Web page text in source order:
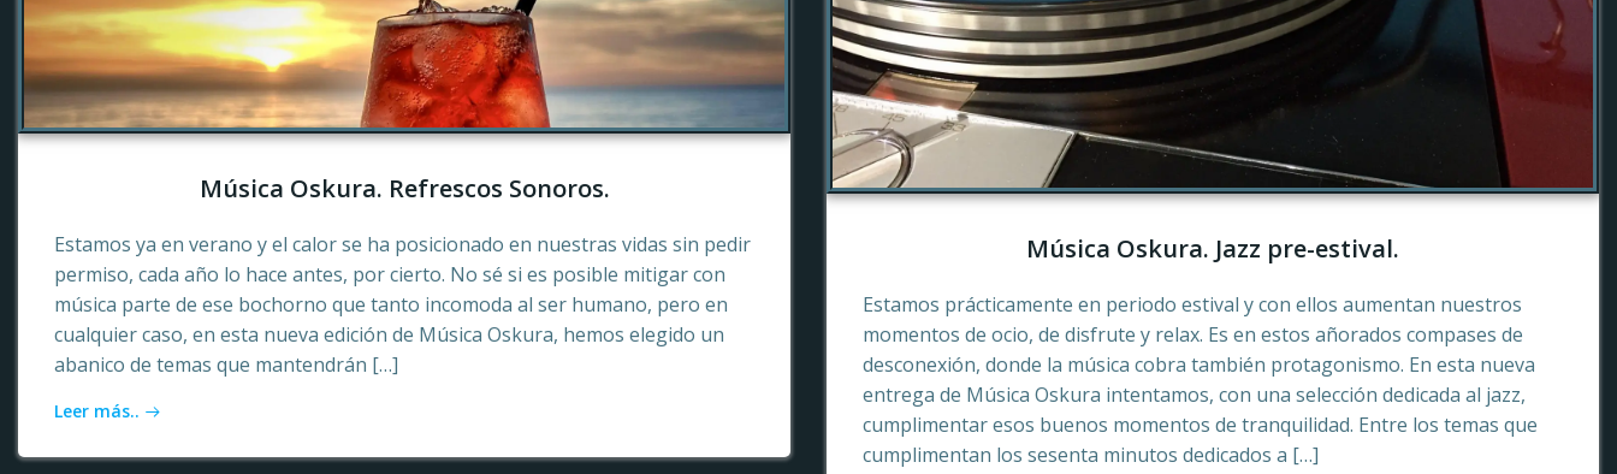
Música Oskura. Refrescos Sonoros.
Estamos ya en verano y el calor se ha posicionado en nuestras vidas sin pedir
permiso, cada año lo hace antes, por cierto. No sé si es posible mitigar con
música parte de ese bochorno que tanto incomoda al ser humano, pero en
cualquier caso, en esta nueva edición de Música Oskura, hemos elegido un
abanico de temas que mantendrán […]
Leer más..
Música Oskura. Jazz pre-estival.
Estamos prácticamente en periodo estival y con ellos aumentan nuestros
momentos de ocio, de disfrute y relax. Es en estos añorados compases de
desconexión, donde la música cobra también protagonismo. En esta nueva
entrega de Música Oskura intentamos, con una selección dedicada al jazz,
cumplimentar esos buenos momentos de tranquilidad. Entre los temas que
cumplimentan los sesenta minutos dedicados a […]